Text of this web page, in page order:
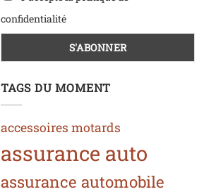
confidentialité
TAGS DU MOMENT
accessoires motards
assurance auto
assurance automobile